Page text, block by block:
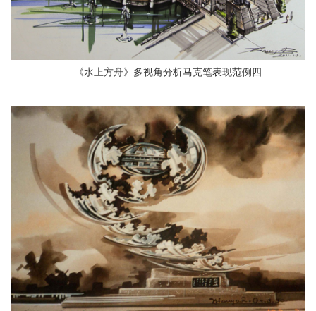
《水上方舟》多视角分析马克笔表现范例四